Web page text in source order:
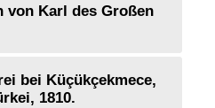
von Karl des Großen
bei Küçükçekmece,
1810.